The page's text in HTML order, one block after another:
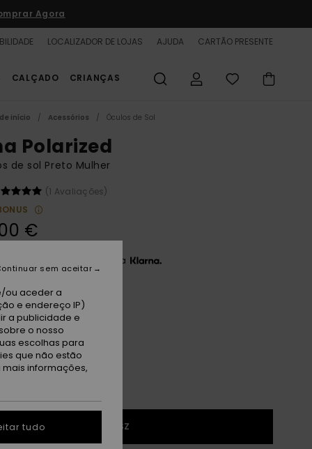
Agora
LOCALIZADOR DE LOJAS AJUDA CARTÃO PRESENTE
CALÇADO CRIANÇAS
início Acessórios Óculos de Sol
Polarized
de sol Preto Mulher
(1 Avaliações)
€
3 x 36,67 € sem juros com a
grey Plz
1SZ
ou aceder a
e endereço IP)
a publicidade e
o nosso
escolhas para
que não estão
informações,
sem aceitar
tudo